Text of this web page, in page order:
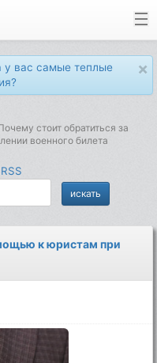
×
у вас самые теплые
стоит обратиться за
военного билета
RSS
к юристам при